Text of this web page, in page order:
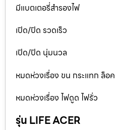
มีแบตเตอรี่สำรองไฟ
เปิด/ปิด รวดเร็ว
เปิด/ปิด นุ่มนวล
หมดห่วงเรื่อง ขน กระแทก ล็อค
หมดห่วงเรื่อง ไฟดูด ไฟรั่ว
รุ่น LIFE ACER